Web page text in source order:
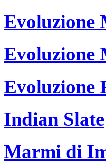
Evoluzione
Evoluzione
Evoluzione
Indian Slate
Marmi di